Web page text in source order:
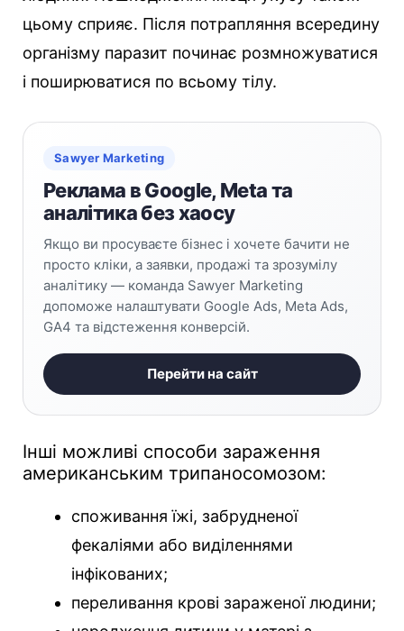
цьому сприяє. Після потрапляння всередину
організму паразит починає розмножуватися
і поширюватися по всьому тілу.
Sawyer Marketing
Реклама в Google, Meta та
аналітика без хаосу
Якщо ви просуваєте бізнес і хочете бачити не
просто кліки, а заявки, продажі та зрозумілу
аналітику — команда Sawyer Marketing
допоможе налаштувати Google Ads, Meta Ads,
GA4 та відстеження конверсій.
Перейти на сайт
Інші можливі способи зараження
американським трипаносомозом:
споживання їжі, забрудненої
фекаліями або виділеннями
інфікованих;
переливання крові зараженої людини;